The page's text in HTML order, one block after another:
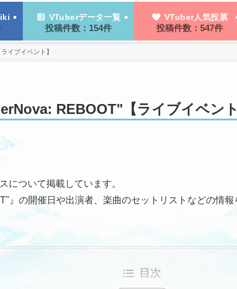
VTuberデータ一覧
投稿件数：154件
VTuber人気投票
投稿件数：547件
イブイベント】
REBOOT"【ライブイベント
について掲載しています。
』の開催日や出演者、楽曲のセットリストなどの情報
目次